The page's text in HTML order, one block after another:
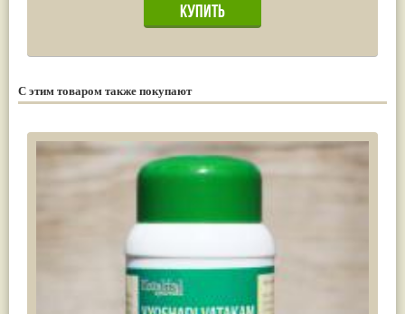
С этим товаром также покупают